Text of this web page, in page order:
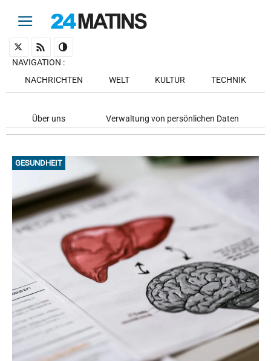
NAVIGATION :
NACHRICHTEN
WELT KULTUR TECHNIK
Über uns Verwaltung von persönlichen Daten
GESUNDHEIT